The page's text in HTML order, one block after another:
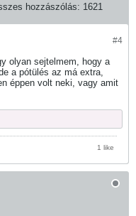
hozzászólás: 1621
#4
olyan sejtelmem, hogy a
a pótülés az má extra,
éppen volt neki, vagy amit
1 like